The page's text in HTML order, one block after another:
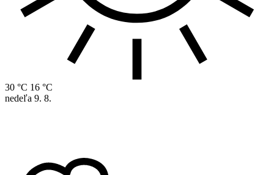
30 °C 16 °C
nedeľa 9. 8.